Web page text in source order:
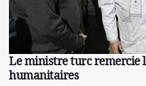
Le ministre turc remercie
humanitaires